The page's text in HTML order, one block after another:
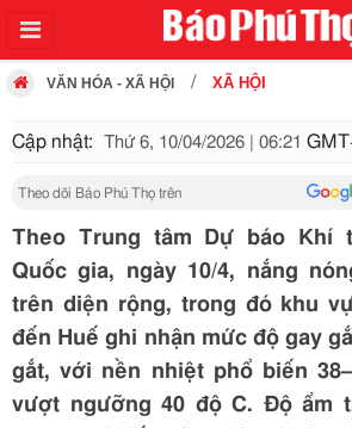
VĂN HÓA - XÃ HỘI XÃ HỘI
Cập nhật: Thứ 6, 10/04/2026 | 06:21
Theo dõi Báo Phú Thọ trên
Theo Trung tâm Dự báo Khí
Quốc gia, ngày 10/4, nắng
trên diện rộng, trong đó khu
đến Huế ghi nhận mức độ gay
gắt, với nền nhiệt phổ biến
vượt ngưỡng 40 độ C. Độ ẩm